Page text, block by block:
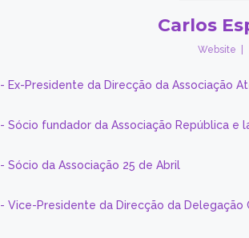
Carlos
Website
- Ex-Presidente da Direcção da Associação
- Sócio fundador da Associação República e
- Sócio da Associação 25 de Abril
- Vice-Presidente da Direcção da Delegação